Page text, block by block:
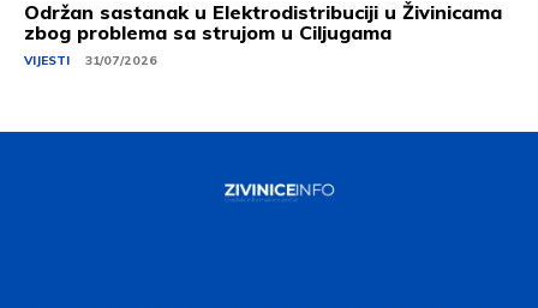
Održan sastanak u Elektrodistribuciji u Živinicama
zbog problema sa strujom u Ciljugama
VIJESTI 31/07/2026